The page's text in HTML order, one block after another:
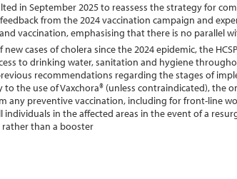
in September 2025 to reassess the strategy for
from the 2024 vaccination campaign and
vaccination, emphasising that there is no parallel
new cases of cholera since the 2024 epidemic, the
to drinking water, sanitation and hygiene
recommendations regarding the stages of
the use of Vaxchora® (unless contraindicated), the
any preventive vaccination, including for front-line
individuals in the affected areas in the event of a
rather than a booster